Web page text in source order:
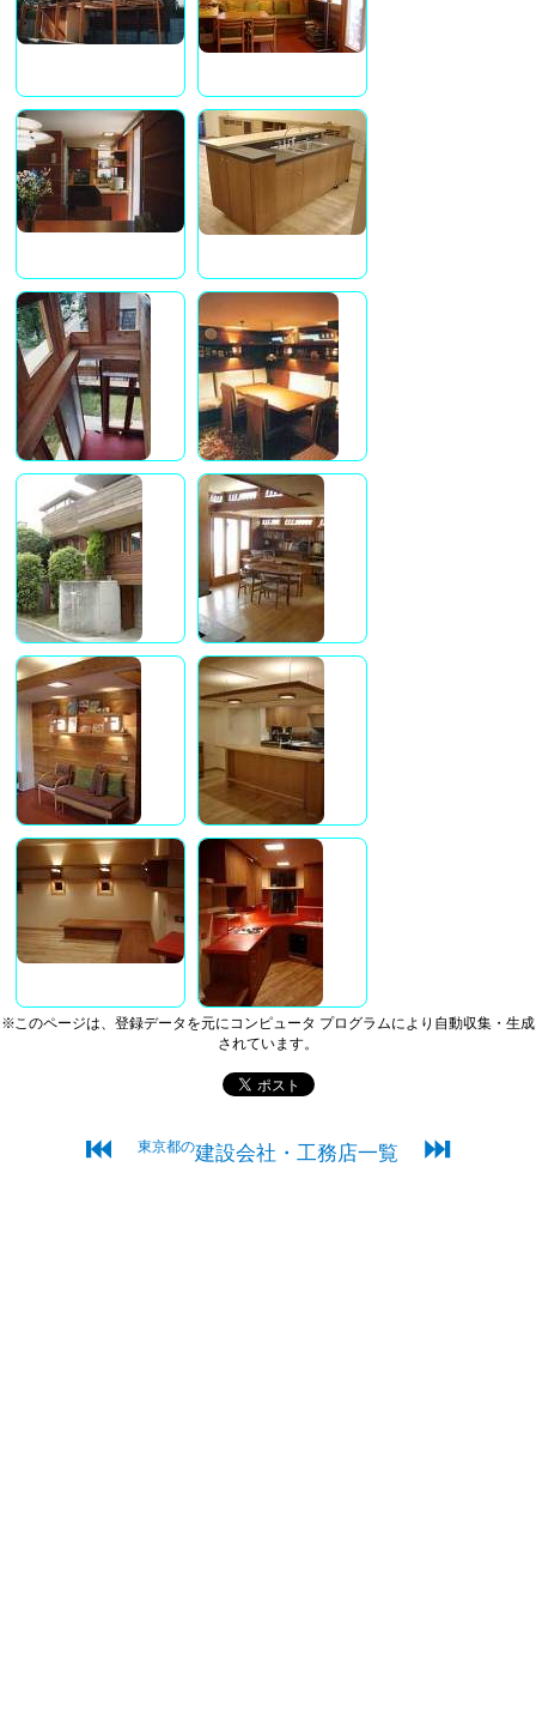
※このページは、登録データを元にコンピュータ プログラムにより自動収集・生成
されています。
⏮ 東京都の建設会社・工務店一覧 ⏭